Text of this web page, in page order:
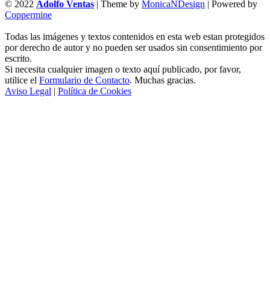
© 2022 Adolfo Ventas | Theme by MonicaNDesign | Powered by
Coppermine
Todas las imágenes y textos contenidos en esta web estan protegidos
por derecho de autor y no pueden ser usados sin consentimiento por
escrito.
Si necesita cualquier imagen o texto aquí publicado, por favor,
utilice el Formulario de Contacto. Muchas gracias.
Aviso Legal | Política de Cookies